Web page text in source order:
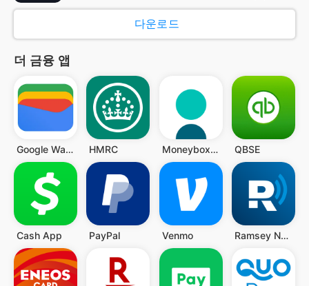
다운로드
더 금융 앱
Google Wallet HMRC Moneybox - Save and Invest QBSE
Cash App PayPal Venmo Ramsey Network